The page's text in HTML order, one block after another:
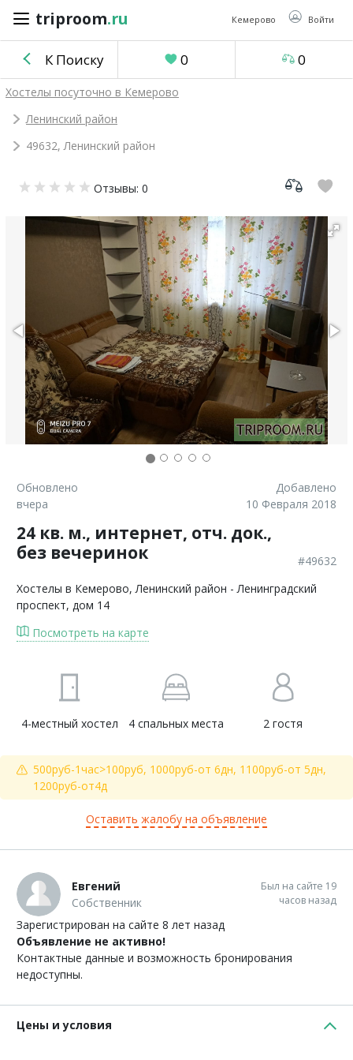
triproom.ru Кемерово Войти
triproom .ru
Российский
Войти / Зарегистрироваться
объявление
Избранное
К Поиску 0 0
Хостелы посуточно в Кемерово
Ленинский район
49632, Ленинский район
Отзывы: 0
Обновлено
вчера
Добавлено
10 Февраля 2018
24 кв. м., интернет, отч. док.,
без вечеринок
#49632
Хостелы в Кемерово, Ленинский район - Ленинградский
проспект, дом 14
Посмотреть на карте
4-местный хостел 4 спальных места 2 гостя
500руб-1час>100руб, 1000руб-от 6дн, 1100руб-от 5дн,
1200руб-от4д
Оставить жалобу на объявление
Евгений
Собственник
Был на сайте 19
часов назад
Зарегистрирован на сайте 8 лет назад
Объявление не активно!
Контактные данные и возможность бронирования
недоступны.
Цены и условия